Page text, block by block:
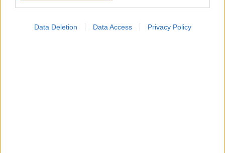
Data Deletion Data Access Privacy Policy
Betegségek
2024. október 28. 19:54